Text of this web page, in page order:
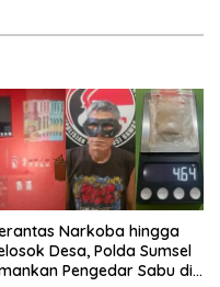
Narkoba hingga
Desa, Polda Sumsel
Pengedar Sabu di